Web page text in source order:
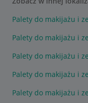
Palety do makijażu i
Palety do makijażu i
Palety do makijażu i
Palety do makijażu i
Palety do makijażu i